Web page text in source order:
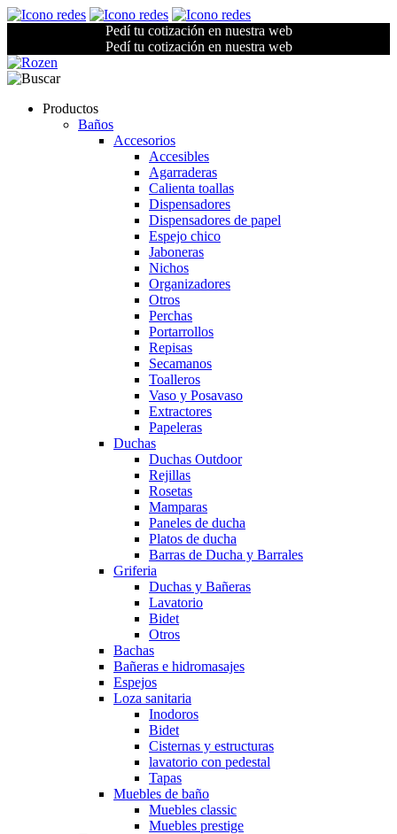
Pedí tu cotización en nuestra web
Pedí tu cotización en nuestra web
Productos
Baños
Accesorios
Accesibles
Agarraderas
Calienta toallas
Dispensadores
Dispensadores de papel
Espejo chico
Jaboneras
Nichos
Organizadores
Otros
Perchas
Portarrollos
Repisas
Secamanos
Toalleros
Vaso y Posavaso
Extractores
Papeleras
Duchas
Duchas Outdoor
Rejillas
Rosetas
Mamparas
Paneles de ducha
Platos de ducha
Barras de Ducha y Barrales
Griferia
Duchas y Bañeras
Lavatorio
Bidet
Otros
Bachas
Bañeras e hidromasajes
Espejos
Loza sanitaria
Inodoros
Bidet
Cisternas y estructuras
lavatorio con pedestal
Tapas
Muebles de baño
Muebles classic
Muebles prestige